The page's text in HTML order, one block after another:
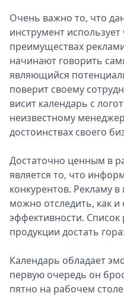
Очень важно то, что
инструмент
преимуществах
начинают говорить
являющийся
поверит своему
висит календарь с
неизвестному
достоинствах своего
Достаточно ценным в
является то, что
конкурентов. Рекламу
можно отследить, как и
эффективности. Список
продукции достать
Календарь обладает
первую очередь он
пятно на рабочем